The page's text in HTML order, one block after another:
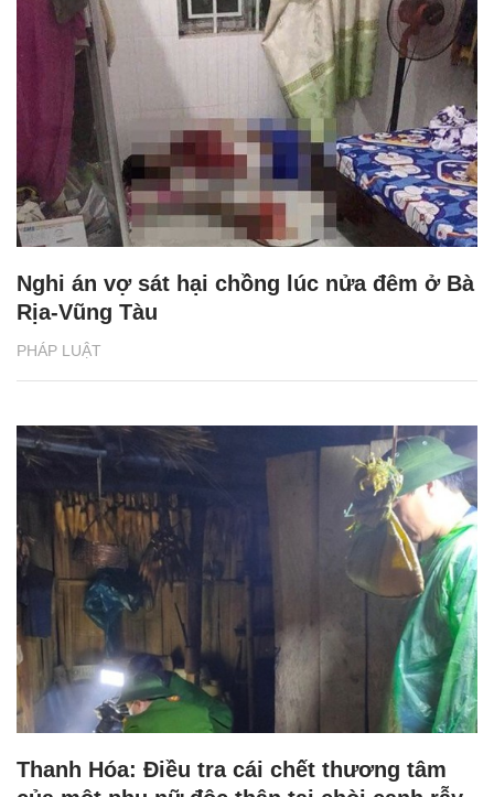
PHÁP LUẬT
Nghi án vợ sát hại chồng lúc nửa đêm ở Bà
Rịa-Vũng Tàu
Thanh Hóa: Điều tra cái chết thương tâm